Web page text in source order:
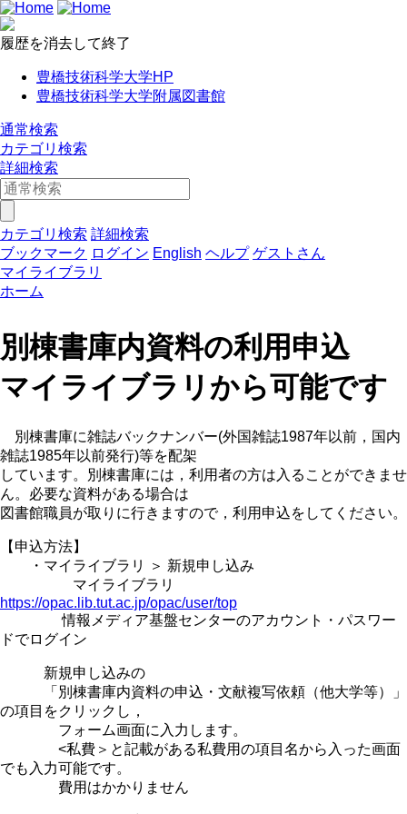
履歴を消去して終了
豊橋技術科学大学HP
豊橋技術科学大学附属図書館
通常検索
カテゴリ検索
詳細検索
カテゴリ検索 詳細検索
ブックマーク ログイン English ヘルプ ゲストさん
マイライブラリ
ホーム
別棟書庫内資料の利用申込
マイライブラリから可能です
別棟書庫に雑誌バックナンバー(外国雑誌1987年以前，国内
雑誌1985年以前発行)等を配架
しています。別棟書庫には，利用者の方は入ることができませ
ん。必要な資料がある場合は
図書館職員が取りに行きますので，利用申込をしてください。
【申込方法】
・マイライブラリ ＞ 新規申し込み
マイライブラリ
https://opac.lib.tut.ac.jp/opac/user/top
情報メディア基盤センターのアカウント・パスワー
ドでログイン
新規申し込みの
「別棟書庫内資料の申込・文献複写依頼（他大学等）」
の項目をクリックし，
フォーム画面に入力します。
<私費＞と記載がある私費用の項目名から入った画面
でも入力可能です。
費用はかかりません